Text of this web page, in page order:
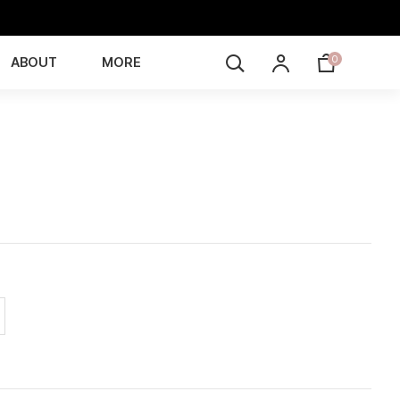
ABOUT MORE 0